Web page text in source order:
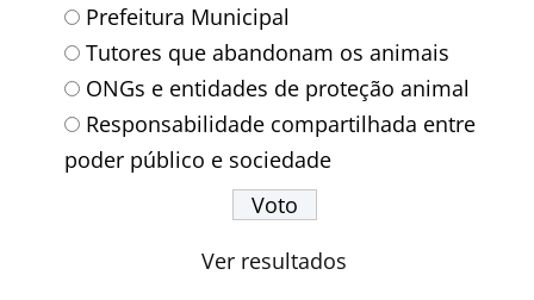
Prefeitura Municipal
Tutores que abandonam os animais
ONGs e entidades de proteção animal
Responsabilidade compartilhada entre
poder público e sociedade
Ver resultados